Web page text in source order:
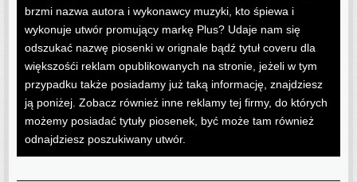
brzmi nazwa autora i wykonawcy muzyki, kto śpiewa i
wykonuje utwór promujący markę Plus? Udaje nam się
odszukać nazwę piosenki w orignale bądź tytuł coveru dla
większośći reklam opublikowanych na stronie, jeżeli w tym
przypadku także posiadamy już taką informację, znajdziesz
ją poniżej. Zobacz również inne reklamy tej firmy, do których
możemy posiadać tytuły piosenek, być może tam również
odnajdziesz poszukiwany utwór.